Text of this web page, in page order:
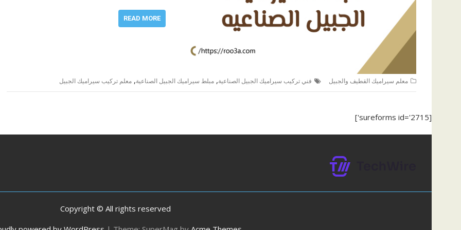
READ MORE
معلم سيراميك القطيف والجبيل فني تركيب سيراميك الجبيل الصناعية, مبلط سيراميك الجبيل الصناعية, معلم تركيب سيراميك الجبيل
[sureforms id='2715']
Copyright © All rights reserved